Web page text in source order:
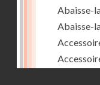
Abaisse-
Abaisse-